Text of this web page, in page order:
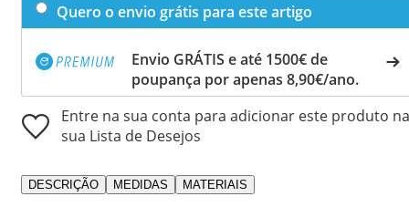
Quero o envio grátis para este artigo
Envio GRÁTIS e até 1500€ de
poupança por apenas 8,90€/ano.
Entre na sua conta para adicionar este produto na
sua Lista de Desejos
DESCRIÇÃO MEDIDAS MATERIAIS